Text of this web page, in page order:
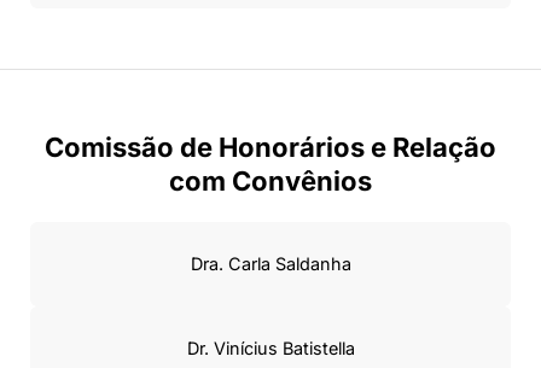
Comissão de Honorários e Relação
com Convênios
Dra. Carla Saldanha
Dr. Vinícius Batistella